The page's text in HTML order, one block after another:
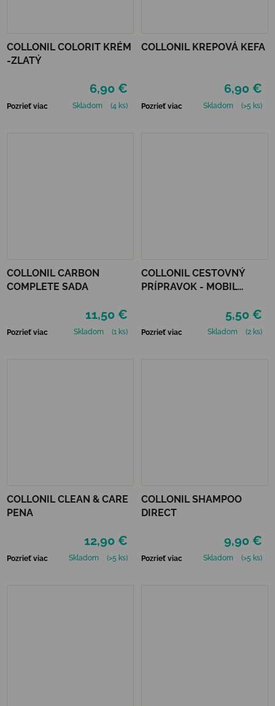
COLLONIL COLORIT KRÉM
-ZLATÝ
6,90 €
Pozrieť viac Skladom (4 ks)
COLLONIL KREPOVÁ KEFA
6,90 €
Pozrieť viac Skladom (>5 ks)
COLLONIL CARBON
COMPLETE SADA
11,50 €
Pozrieť viac Skladom (1 ks)
COLLONIL CESTOVNÝ
PRÍPRAVOK - MOBIL
5,50 €
Pozrieť viac Skladom (2 ks)
COLLONIL CLEAN & CARE
PENA
12,90 €
Pozrieť viac Skladom (>5 ks)
COLLONIL SHAMPOO
DIRECT
9,90 €
Pozrieť viac Skladom (>5 ks)